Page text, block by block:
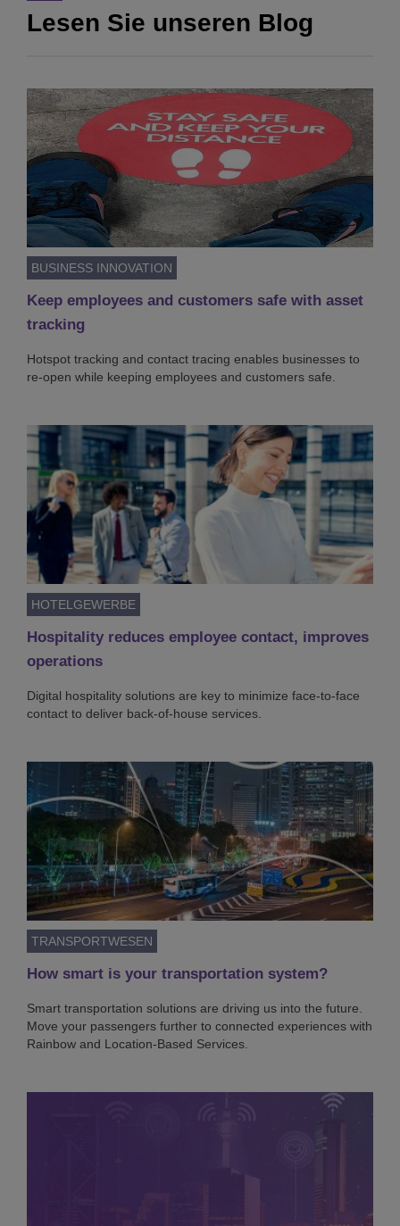
Lesen Sie unseren Blog
BUSINESS INNOVATION
Keep employees and customers safe with asset
tracking
Hotspot tracking and contact tracing enables businesses to
re-open while keeping employees and customers safe.
HOTELGEWERBE
Hospitality reduces employee contact, improves
operations
Digital hospitality solutions are key to minimize face-to-face
contact to deliver back-of-house services.
TRANSPORTWESEN
How smart is your transportation system?
Smart transportation solutions are driving us into the future.
Move your passengers further to connected experiences with
Rainbow and Location-Based Services.